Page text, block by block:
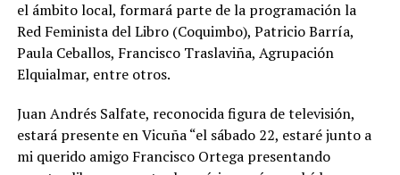
el ámbito local, formará parte de la programación la
Red Feminista del Libro (Coquimbo), Patricio Barría,
Paula Ceballos, Francisco Traslaviña, Agrupación
Elquialmar, entre otros.
Juan Andrés Salfate, reconocida figura de televisión,
estará presente en Vicuña “el sábado 22, estaré junto a
mi querido amigo Francisco Ortega presentando